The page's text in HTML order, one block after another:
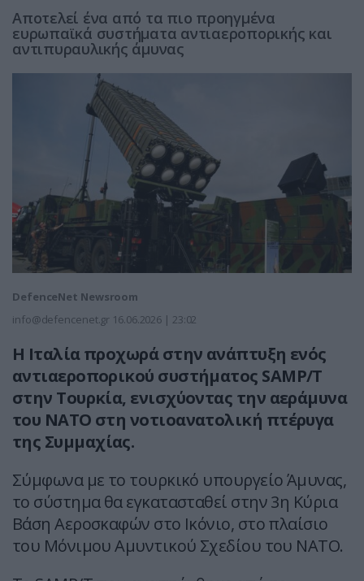
Αποτελεί ένα από τα πιο προηγμένα
ευρωπαϊκά συστήματα αντιαεροπορικής και
αντιπυραυλικής άμυνας
DefenceNet Newsroom
info@defencenet.gr 16.06.2026 | 23:02
Η Ιταλία προχωρά στην ανάπτυξη ενός
αντιαεροπορικού συστήματος SAMP/T
στην Τουρκία, ενισχύοντας την αεράμυνα
του ΝΑΤΟ στη νοτιοανατολική πτέρυγα
της Συμμαχίας.
Σύμφωνα με το τουρκικό υπουργείο Άμυνας,
το σύστημα θα εγκατασταθεί στην 3η Κύρια
Βάση Αεροσκαφών στο Ικόνιο, στο πλαίσιο
του Μόνιμου Αμυντικού Σχεδίου του ΝΑΤΟ.